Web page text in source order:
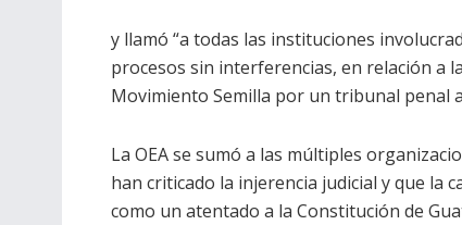
y llamó “a todas las instituciones
procesos sin interferencias, en relación a
Movimiento Semilla por un tribunal penal
La OEA se sumó a las múltiples
han criticado la injerencia judicial y que la
como un atentado a la Constitución de